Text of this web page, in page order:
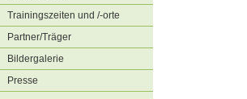
Trainingszeiten und /-orte
Partner/Träger
Bildergalerie
Presse